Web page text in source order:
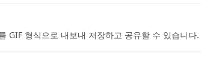
GIF 형식으로 내보내 저장하고 공유할 수 있습니다.